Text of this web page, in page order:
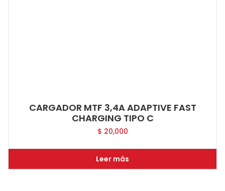
CARGADOR MTF 3,4A ADAPTIVE FAST
CHARGING TIPO C
$ 20,000
Leer más